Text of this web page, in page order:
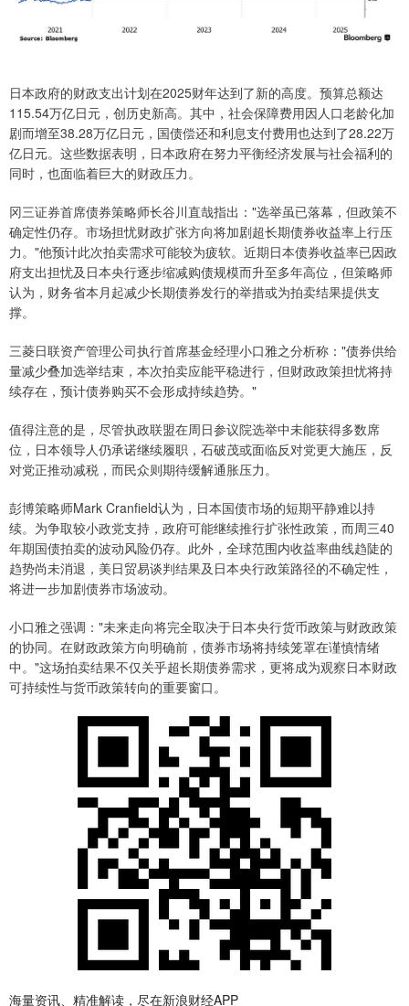
日本政府的财政支出计划在2025财年达到了新的高度。预算总额达
115.54万亿日元，创历史新高。其中，社会保障费用因人口老龄化加
剧而增至38.28万亿日元，国债偿还和利息支付费用也达到了28.22万
亿日元。这些数据表明，日本政府在努力平衡经济发展与社会福利的
同时，也面临着巨大的财政压力。
冈三证券首席债券策略师长谷川直哉指出："选举虽已落幕，但政策不
确定性仍存。市场担忧财政扩张方向将加剧超长期债券收益率上行压
力。"他预计此次拍卖需求可能较为疲软。近期日本债券收益率已因政
府支出担忧及日本央行逐步缩减购债规模而升至多年高位，但策略师
认为，财务省本月起减少长期债券发行的举措或为拍卖结果提供支
撑。
三菱日联资产管理公司执行首席基金经理小口雅之分析称："债券供给
量减少叠加选举结束，本次拍卖应能平稳进行，但财政政策担忧将持
续存在，预计债券购买不会形成持续趋势。"
值得注意的是，尽管执政联盟在周日参议院选举中未能获得多数席
位，日本领导人仍承诺继续履职，石破茂或面临反对党更大施压，反
对党正推动减税，而民众则期待缓解通胀压力。
彭博策略师Mark Cranfield认为，日本国债市场的短期平静难以持
续。为争取较小政党支持，政府可能继续推行扩张性政策，而周三40
年期国债拍卖的波动风险仍存。此外，全球范围内收益率曲线趋陡的
趋势尚未消退，美日贸易谈判结果及日本央行政策路径的不确定性，
将进一步加剧债券市场波动。
小口雅之强调："未来走向将完全取决于日本央行货币政策与财政政策
的协同。在财政政策方向明确前，债券市场将持续笼罩在谨慎情绪
中。"这场拍卖结果不仅关乎超长期债券需求，更将成为观察日本财政
可持续性与货币政策转向的重要窗口。
海量资讯、精准解读，尽在新浪财经APP